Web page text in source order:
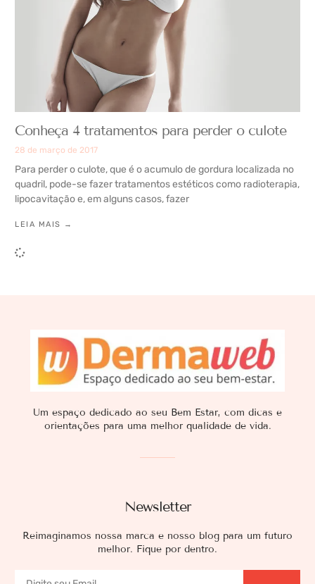
Conheça 4 tratamentos para perder o culote
28 de março de 2017
Para perder o culote, que é o acumulo de gordura localizada no
quadril, pode-se fazer tratamentos estéticos como radioterapia,
lipocavitação e, em alguns casos, fazer
LEIA MAIS →
Newsletter
Reimaginamos nossa marca e nosso blog para um futuro
melhor. Fique por dentro.
Um espaço dedicado ao seu Bem Estar, com dicas e
orientações para uma melhor qualidade de vida.